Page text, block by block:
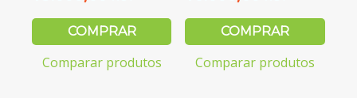
COMPRAR
Comparar produtos
COMPRAR
Comparar produtos